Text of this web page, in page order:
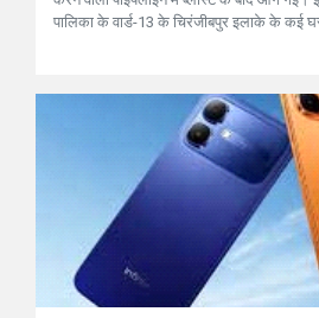
पालिका के वार्ड-13 के चिरंजीबपुर इलाके के कई